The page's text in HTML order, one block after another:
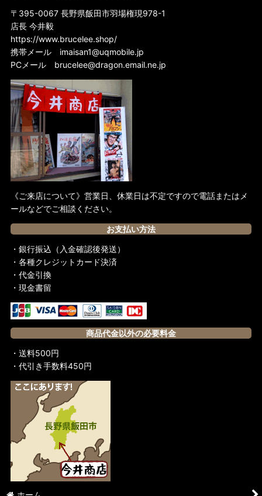
〒395-0067 長野県飯田市羽場権現978-1
店長 今井毅
https://www.brucelee.shop/
携帯メール imaisan1@uqmobile.jp
PCメール brucelee@dragon.email.ne.jp
《ご来店について》営業日、休業日は不定ですので電話またはメ
ールなどでご相談ください。
お支払い方法
・銀行振込（入金確認後発送）
・各種クレジットカード決済
・代金引換
・現金書留
商品代金以外の必要料金
・送料500円
・代引き手数料450円